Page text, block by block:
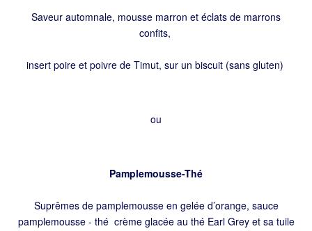
Saveur automnale, mousse marron et éclats de marrons
confits,
insert poire et poivre de Timut, sur un biscuit (sans gluten)
ou
Pamplemousse-Thé
Suprêmes de pamplemousse en gelée d’orange, sauce
pamplemousse - thé crème glacée au thé Earl Grey et sa tuile